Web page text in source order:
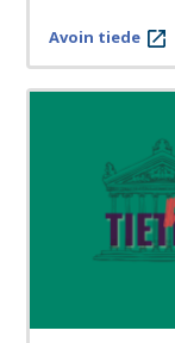
Avoin tiede